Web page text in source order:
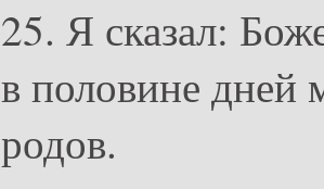
25. Я сказал:
в половине дней
родов.